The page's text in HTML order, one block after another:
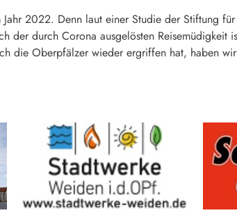
2022. Denn laut einer Studie der Stiftung
der durch Corona ausgelösten
die Oberpfälzer wieder ergriffen hat, haben